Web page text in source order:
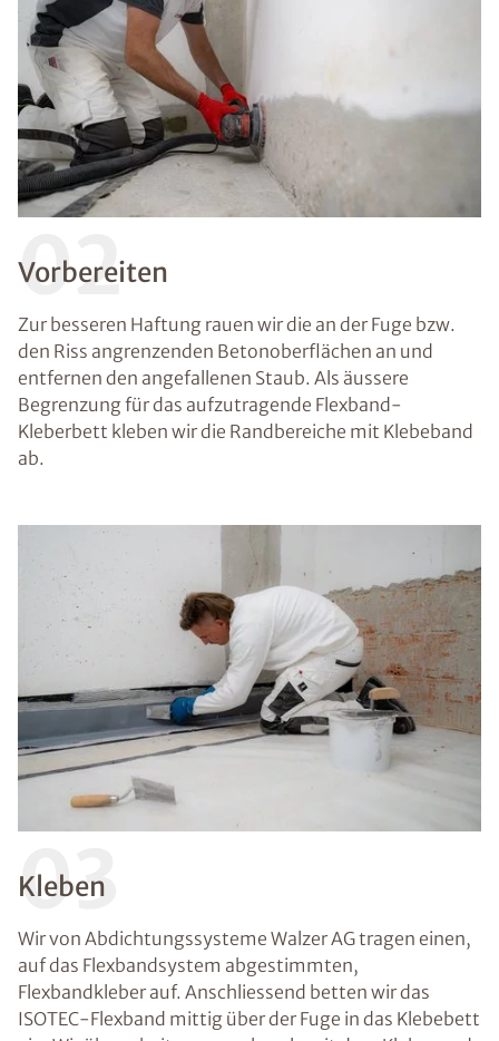
02
Vorbereiten
Zur besseren Haftung rauen wir die an der Fuge bzw.
den Riss angrenzenden Betonoberflächen an und
entfernen den angefallenen Staub. Als äussere
Begrenzung für das aufzutragende Flexband-
Kleberbett kleben wir die Randbereiche mit Klebeband
ab.
03
Kleben
Wir von Abdichtungssysteme Walzer AG tragen einen,
auf das Flexbandsystem abgestimmten,
Flexbandkleber auf. Anschliessend betten wir das
ISOTEC-Flexband mittig über der Fuge in das Klebebett